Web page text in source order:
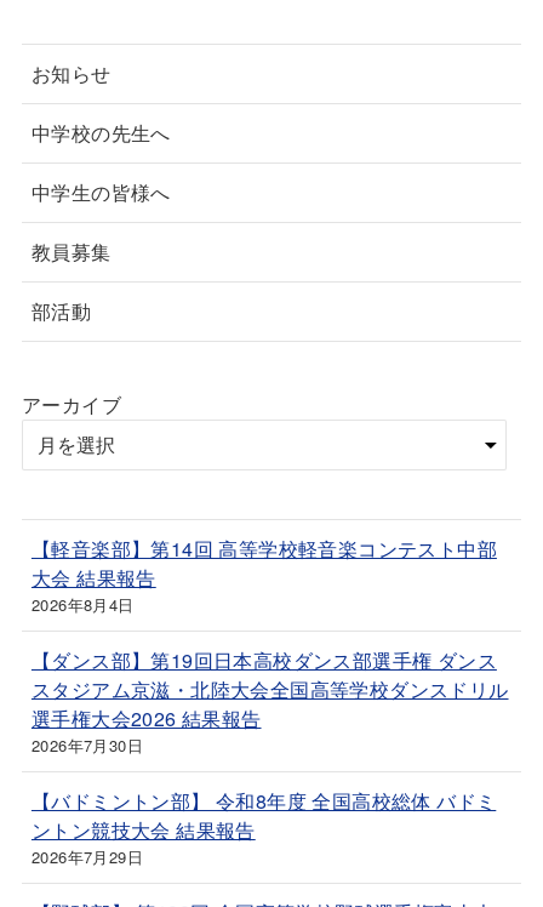
お知らせ
中学校の先生へ
中学生の皆様へ
教員募集
部活動
アーカイブ
【軽音楽部】第14回 高等学校軽音楽コンテスト中部
大会 結果報告
2026年8月4日
【ダンス部】第19回日本高校ダンス部選手権 ダンス
スタジアム京滋・北陸大会全国高等学校ダンスドリル
選手権大会2026 結果報告
2026年7月30日
【バドミントン部】 令和8年度 全国高校総体 バドミ
ントン競技大会 結果報告
2026年7月29日